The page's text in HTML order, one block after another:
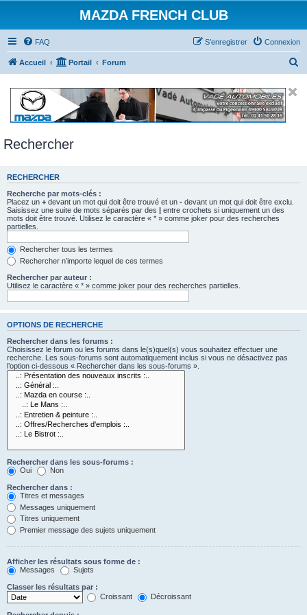
MAZDA FRENCH CLUB
FAQ Connexion
S’enregistrer
Accueil Portail Forum
Rechercher
RECHERCHER
Recherche par mots-clés :
Placez un + devant un mot qui doit être trouvé et un - devant un mot qui doit être exclu.
Saisissez une suite de mots séparés par des | entre crochets si uniquement un des
mots doit être trouvé. Utilisez le caractère « * » comme joker pour des recherches
partielles.
Rechercher tous les termes
Rechercher n’importe lequel de ces termes
Rechercher par auteur :
Utilisez le caractère « * » comme joker pour des recherches partielles.
OPTIONS DE RECHERCHE
Rechercher dans les forums :
Choisissez le forum ou les forums dans le(s)quel(s) vous souhaitez effectuer une
recherche. Les sous-forums sont automatiquement inclus si vous ne désactivez pas
l’option ci-dessous « Rechercher dans les sous-forums ».
Rechercher dans les sous-forums :
Oui
Non
Rechercher dans :
Titres et messages
Messages uniquement
Titres uniquement
Premier message des sujets uniquement
Afficher les résultats sous forme de :
Messages
Sujets
Classer les résultats par :
Croissant
Décroissant